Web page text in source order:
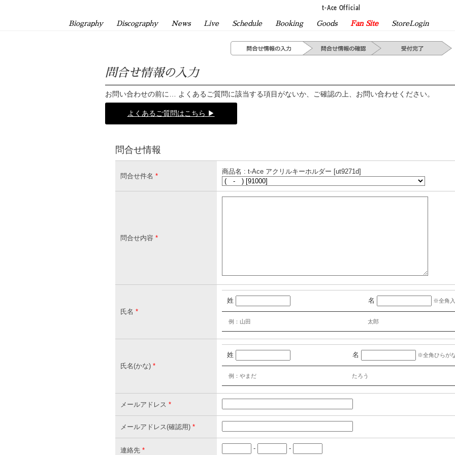
t-Ace Official
Biography Discography News Live Schedule Booking Goods Fan Site StoreLogin
問合せ情報の入力
お問い合わせの前に… よくあるご質問に該当する項目がないか、ご確認の上、お問い合わせください。
よくあるご質問はこちら ▶
問合せ情報
問合せ件名 *
商品名 : t-Ace アクリルキーホルダー [ut9271d]
問合せ内容 *
氏名 *
姓 名 ※全角
例：山田 太郎
氏名(かな) *
姓 名 ※全角ひらが
例：やまだ たろう
メールアドレス *
メールアドレス(確認用) *
連絡先 * - -